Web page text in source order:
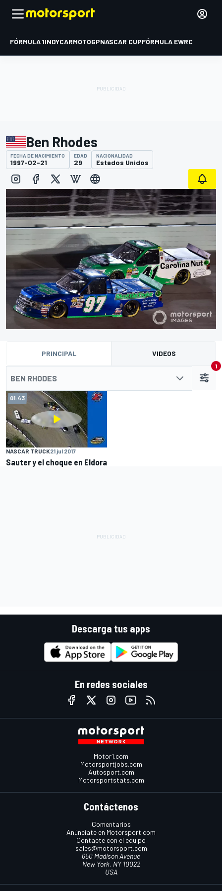
FÓRMULA 1INDYCARMOTOGPNASCAR CUPFÓRMULA EWRC
Ben Rhodes
FECHA DE NACIMIENTO
1997-02-21
EDAD
29
NACIONALIDAD
Estados Unidos
PRINCIPAL VIDEOS
BEN RHODES
1
01:43
NASCAR TRUCK21 jul 2017
Sauter y el choque en Eldora
Descarga tus apps
En redes sociales
Motor1.com
Motorsportjobs.com
Autosport.com
Motorsportstats.com
Contáctenos
Comentarios
Anúnciate en Motorsport.com
Contacte con el equipo
sales@motorsport.com
650 Madison Avenue
New York, NY 10022
USA